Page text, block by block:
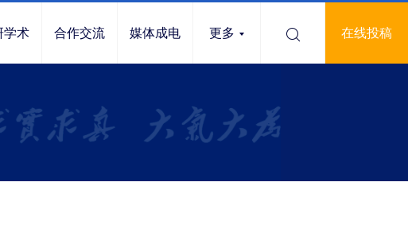
学术 合作交流 媒体成电 更多 在线投稿